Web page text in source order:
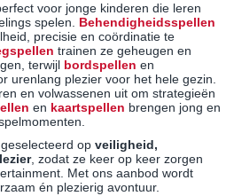
voor jonge kinderen die leren
spelen. Behendigheidsspellen
precisie en coördinatie te
trainen ze geheugen en
terwijl bordspellen en
urenlang plezier voor het hele gezin.
en volwassenen uit om strategieën
en kaartspellen brengen jong en
op veiligheid,
, zodat ze keer op keer zorgen
Met ons aanbod wordt
én plezierig avontuur.